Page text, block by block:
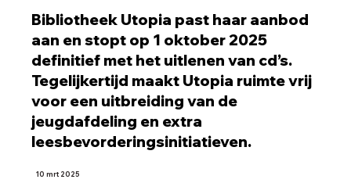
Bibliotheek Utopia past haar aanbod
aan en stopt op 1 oktober 2025
definitief met het uitlenen van cd’s.
Tegelijkertijd maakt Utopia ruimte vrij
voor een uitbreiding van de
jeugdafdeling en extra
leesbevorderingsinitiatieven.
10 mrt 2025